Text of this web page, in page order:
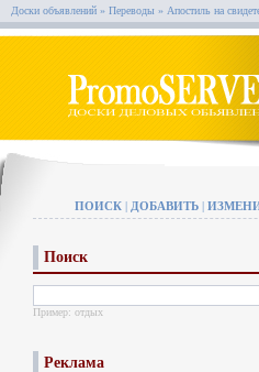
Доски объявлений » Переводы » Апостиль на
ПОИСК| ДОБАВИТЬ|
Поиск
Пример: отдых
Реклама